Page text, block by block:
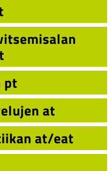
pt
at
at/eat